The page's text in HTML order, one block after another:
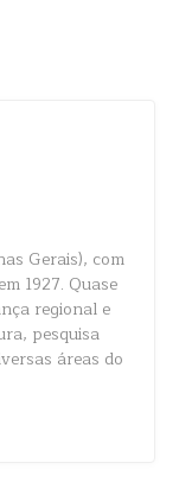
Gerais), com
1927. Quase
regional e
pesquisa
áreas do